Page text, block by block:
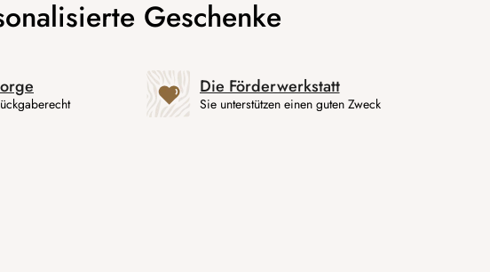
Die Förderwerkstatt
Sie unterstützen einen guten Zweck